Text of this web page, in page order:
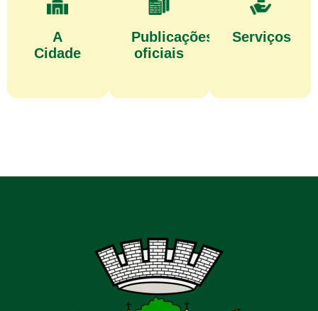
A
Cidade
Publicações
oficiais
Serviços